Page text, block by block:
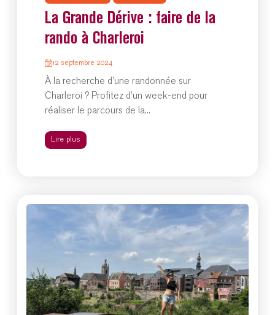
La Grande Dérive : faire de la
rando à Charleroi
12 septembre 2024
À la recherche d’une randonnée sur
Charleroi ? Profitez d’un week-end pour
réaliser le parcours de la...
Lire plus